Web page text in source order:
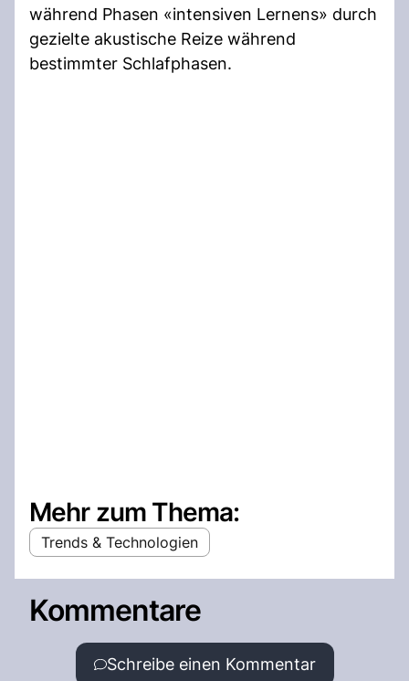
während Phasen «intensiven Lernens» durch
gezielte akustische Reize während
bestimmter Schlafphasen.
Mehr zum Thema:
Trends & Technologien
Kommentare
Schreibe einen Kommentar